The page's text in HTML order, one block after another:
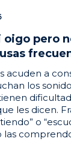
oigo pero
acuden a
los
les dicen.
o
las